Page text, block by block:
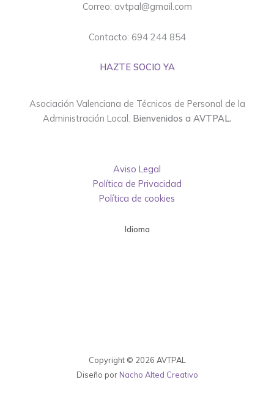
Correo: avtpal@gmail.com
Contacto: 694 244 854
HAZTE SOCIO YA
Asociación Valenciana de Técnicos de Personal de la
Administración Local. Bienvenidos a AVTPAL.
Aviso Legal
Política de Privacidad
Política de cookies
Idioma
Copyright © 2026 AVTPAL
Diseño por Nacho Alted Creativo